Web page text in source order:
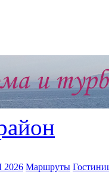
Маршруты